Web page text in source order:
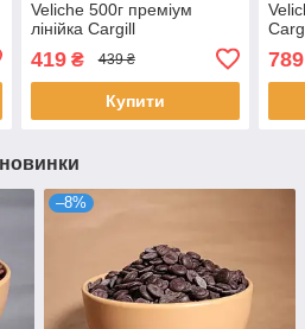
Veliche 500г преміум
лінійка Cargill
419₴ 439 ₴
Купити
789
новинки
–8%